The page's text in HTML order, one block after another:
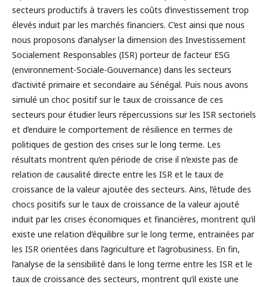
secteurs productifs à travers les coûts d’investissement trop
élevés induit par les marchés financiers. C’est ainsi que nous
nous proposons d’analyser la dimension des Investissement
Socialement Responsables (ISR) porteur de facteur ESG
(environnement-Sociale-Gouvernance) dans les secteurs
d’activité primaire et secondaire au Sénégal. Puis nous avons
simulé un choc positif sur le taux de croissance de ces
secteurs pour étudier leurs répercussions sur les ISR sectoriels
et d’enduire le comportement de résilience en termes de
politiques de gestion des crises sur le long terme. Les
résultats montrent qu’en période de crise il n’existe pas de
relation de causalité directe entre les ISR et le taux de
croissance de la valeur ajoutée des secteurs. Ains, l’étude des
chocs positifs sur le taux de croissance de la valeur ajouté
induit par les crises économiques et financières, montrent qu’il
existe une relation d’équilibre sur le long terme, entrainées par
les ISR orientées dans l’agriculture et l’agrobusiness. En fin,
l’analyse de la sensibilité dans le long terme entre les ISR et le
taux de croissance des secteurs, montrent qu’il existe une